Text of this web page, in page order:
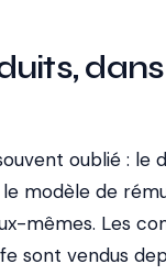
oublié : le
modèle de
mêmes. Les
sont vendus